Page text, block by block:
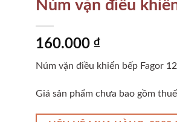
Núm vặn điều
160.000 ₫
Núm vặn điều khiển bếp Fagor
Giá sản phẩm chưa bao gồm